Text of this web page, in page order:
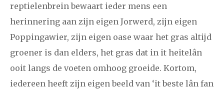
reptielenbrein bewaart ieder mens een
herinnering aan zijn eigen Jorwerd, zijn eigen
Poppingawier, zijn eigen oase waar het gras altijd
groener is dan elders, het gras dat in it heitelân
ooit langs de voeten omhoog groeide. Kortom,
iedereen heeft zijn eigen beeld van ‘it beste lân fan